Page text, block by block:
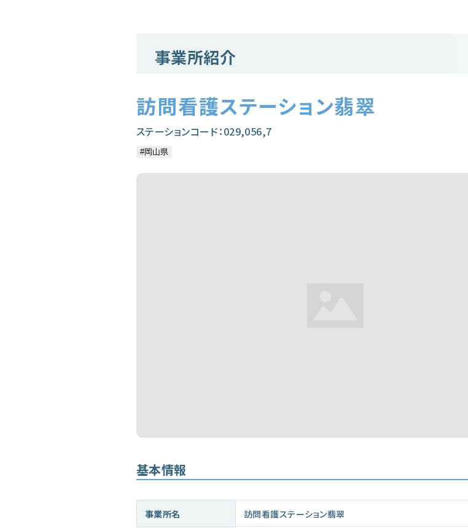
事業所紹介
訪問看護ステーション翡翠
ステーションコード：029,056,7
基本情報
事業所名 訪問看護ステーション翡翠